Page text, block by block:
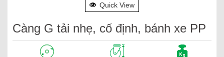
Quick View
Càng G tải nhẹ, cố định, bánh xe PP